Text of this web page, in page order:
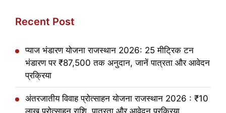
Recent Post
प्याज भंडारण योजना राजस्थान 2026: 25 मीट्रिक टन
भंडारण पर ₹87,500 तक अनुदान, जानें पात्रता और आवेदन
प्रक्रिया
अंतरजातीय विवाह प्रोत्साहन योजना राजस्थान 2026 : ₹10
लाख प्रोत्साहन राशि, पात्रता और आवेदन प्रक्रिया